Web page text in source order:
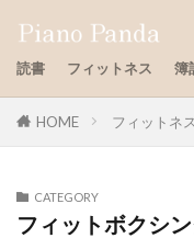
読書 フィットネス 簿
HOME フィットネス
CATEGORY
フィットボクシ